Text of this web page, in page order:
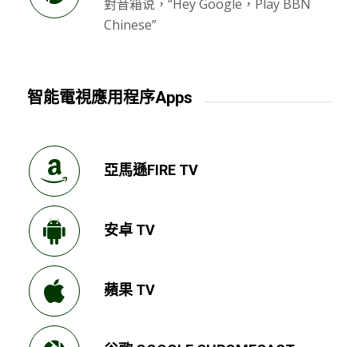
對音箱说，“Hey Google，Play BBN
Chinese”
智能電視應用程序Apps
亞馬遜FIRE TV
安卓 TV
蘋果 TV